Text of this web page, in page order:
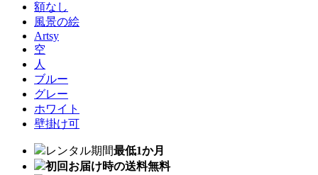
額なし
風景の絵
Artsy
空
人
ブルー
グレー
ホワイト
壁掛け可
レンタル期間最低1か月
初回お届け時の送料無料